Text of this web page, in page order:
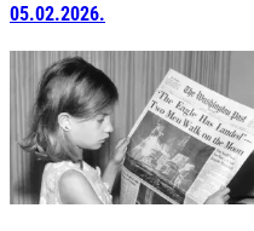
05.02.2026.